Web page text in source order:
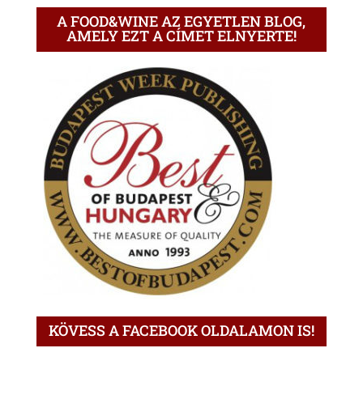
A FOOD&WINE AZ EGYETLEN BLOG,
AMELY EZT A CÍMET ELNYERTE!
KÖVESS A FACEBOOK OLDALAMON IS!